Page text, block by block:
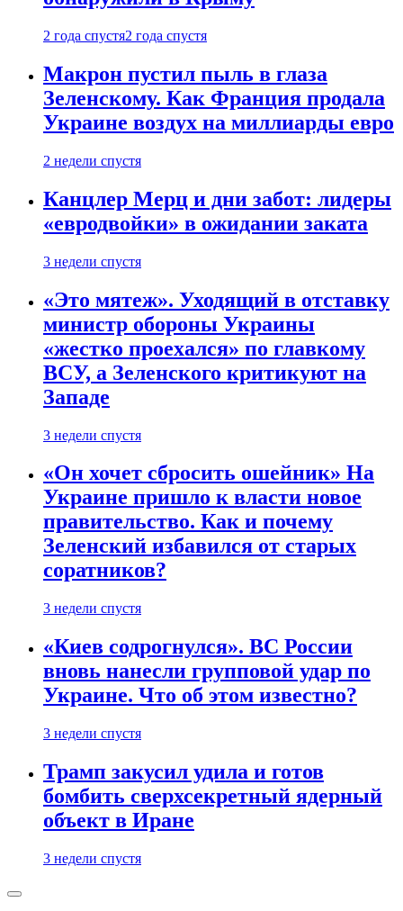
2 года спустя2 года спустя
Макрон пустил пыль в глаза
Зеленскому. Как Франция продала
Украине воздух на миллиарды евро
2 недели спустя
Канцлер Мерц и дни забот: лидеры
«евродвойки» в ожидании заката
3 недели спустя
«Это мятеж». Уходящий в отставку
министр обороны Украины
«жестко проехался» по главкому
ВСУ, а Зеленского критикуют на
Западе
3 недели спустя
«Он хочет сбросить ошейник» На
Украине пришло к власти новое
правительство. Как и почему
Зеленский избавился от старых
соратников?
3 недели спустя
«Киев содрогнулся». ВС России
вновь нанесли групповой удар по
Украине. Что об этом известно?
3 недели спустя
Трамп закусил удила и готов
бомбить сверхсекретный ядерный
объект в Иране
3 недели спустя